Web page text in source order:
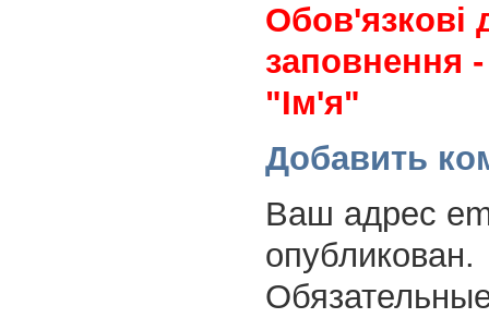
Обов'язкові
заповнення
"Ім'я"
Добавить
Ваш адрес
опубликован.